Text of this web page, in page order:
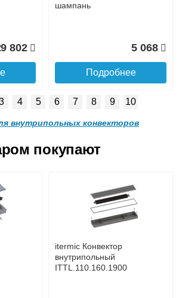
Подробнее о доставке
Подробнее
4 910
Решетка алюминиевая
SGL.900.280 цвета
5 702
Подробнее
802
шампань
5 068
Подробнее
SGL.800.400 цвета
Подробнее
4 5 6 7 8 9 10
внутрипольных конвекторов
покупают
itermic Конвектор
внутрипольный
ITTL.110.160.1900